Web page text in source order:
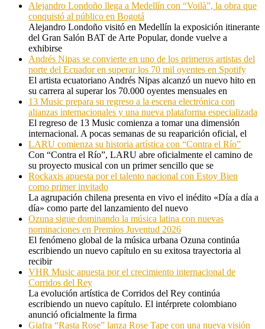
Alejandro Londoño llega a Medellín con “Voilà”, la obra que
conquistó al público en Bogotá
Alejandro Londoño visitó en Medellín la exposición itinerante
del Gran Salón BAT de Arte Popular, donde vuelve a
exhibirse
Andrés Nipas se convierte en uno de los primeros artistas del
norte del Ecuador en superar los 70 mil oyentes en Spotify
El artista ecuatoriano Andrés Nipas alcanzó un nuevo hito en
su carrera al superar los 70.000 oyentes mensuales en
13 Music prepara su regreso a la escena electrónica con
alianzas internacionales y una nueva plataforma especializada
El regreso de 13 Music comienza a tomar una dimensión
internacional. A pocas semanas de su reaparición oficial, el
LARU comienza su historia artística con “Contra el Río”
Con “Contra el Río”, LARU abre oficialmente el camino de
su proyecto musical con un primer sencillo que se
Rockaxis apuesta por el talento nacional con Estoy Bien
como primer invitado
La agrupación chilena presenta en vivo el inédito «Día a día a
día» como parte del lanzamiento del nuevo
Ozuna sigue dominando la música latina con nuevas
nominaciones en Premios Juventud 2026
El fenómeno global de la música urbana Ozuna continúa
escribiendo un nuevo capítulo en su exitosa trayectoria al
recibir
VHR Music apuesta por el crecimiento internacional de
Corridos del Rey
La evolución artística de Corridos del Rey continúa
escribiendo un nuevo capítulo. El intérprete colombiano
anunció oficialmente la firma
Giafra “Rasta Rose” lanza Rose Tape con una nueva visión